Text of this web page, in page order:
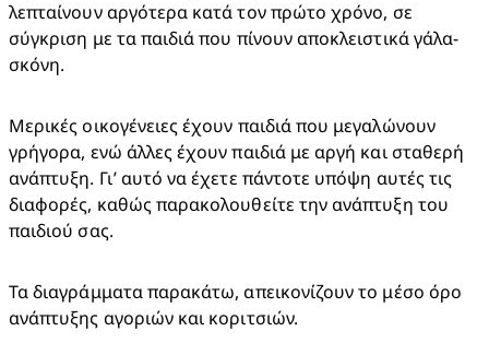
λεπταίνουν αργότερα κατά τον πρώτο χρόνο, σε
σύγκριση με τα παιδιά που πίνουν αποκλειστικά γάλα-
σκόνη.
Μερικές οικογένειες έχουν παιδιά που μεγαλώνουν
γρήγορα, ενώ άλλες έχουν παιδιά με αργή και σταθερή
ανάπτυξη. Γι’ αυτό να έχετε πάντοτε υπόψη αυτές τις
διαφορές, καθώς παρακολουθείτε την ανάπτυξη του
παιδιού σας.
Τα διαγράμματα παρακάτω, απεικονίζουν το μέσο όρο
ανάπτυξης αγοριών και κοριτσιών.